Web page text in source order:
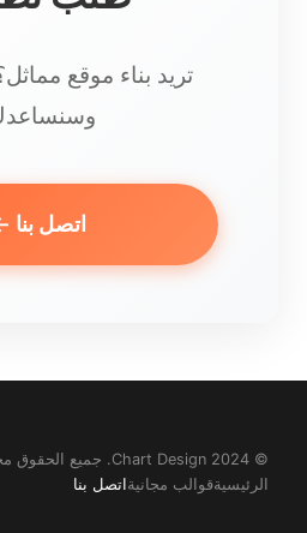
تريد بناء موقع
اتصل بنا
© 2024 Chart Design. جميع الحقوق محفوظة.
الرئيسيةقوالب مجانية اتصل بنا